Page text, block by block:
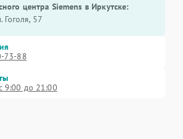
центра Siemens в Иркутске:
​Гоголя, 57
73-88
9:00 до 21:00